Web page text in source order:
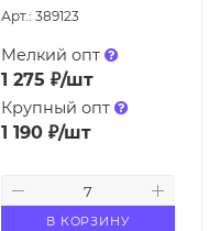
Арт.: 389123
Мелкий опт
1 275 ₽/шт
Крупный опт
1 190₽/шт
В КОРЗИНУ